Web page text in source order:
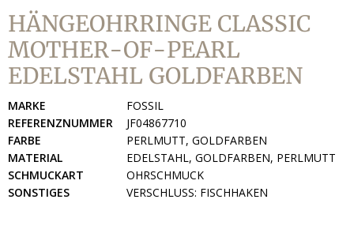
HÄNGEOHRRINGE CLASSIC
MOTHER-OF-PEARL
EDELSTAHL GOLDFARBEN
MARKE
FOSSIL
REFERENZNUMMER
JF04867710
FARBE
PERLMUTT, GOLDFARBEN
MATERIAL
EDELSTAHL, GOLDFARBEN, PERLMUTT
SCHMUCKART
OHRSCHMUCK
SONSTIGES
VERSCHLUSS: FISCHHAKEN